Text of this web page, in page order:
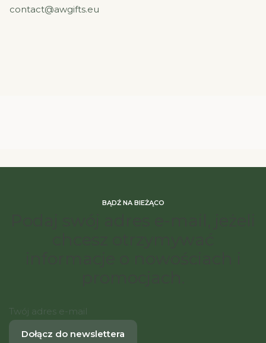
contact@awgifts.eu
BĄDŹ NA BIEŻĄCO
Twój adres e-mail
Dołącz do newslettera